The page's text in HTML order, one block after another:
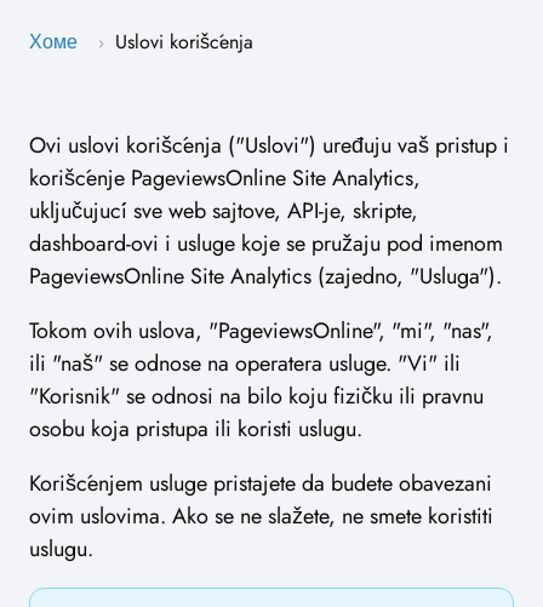
Хоме › Uslovi korišćenja
Ovi uslovi korišćenja ("Uslovi") uređuju vaš pristup i
korišćenje PageviewsOnline Site Analytics,
uključujući sve web sajtove, API-je, skripte,
dashboard-ovi i usluge koje se pružaju pod imenom
PageviewsOnline Site Analytics (zajedno, "Usluga").
Tokom ovih uslova, "PageviewsOnline", "mi", "nas",
ili "naš" se odnose na operatera usluge. "Vi" ili
"Korisnik" se odnosi na bilo koju fizičku ili pravnu
osobu koja pristupa ili koristi uslugu.
Korišćenjem usluge pristajete da budete obavezani
ovim uslovima. Ako se ne slažete, ne smete koristiti
uslugu.